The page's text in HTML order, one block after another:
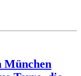
München